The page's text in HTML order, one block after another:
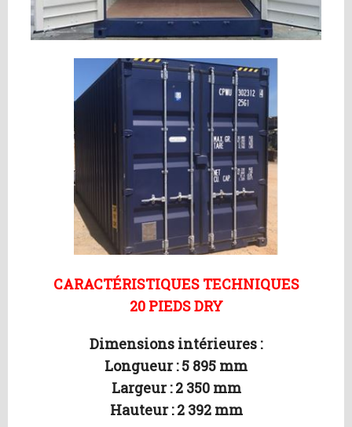
CARACTÉRISTIQUES TECHNIQUES
20 PIEDS DRY
Dimensions intérieures :
Longueur : 5 895 mm
Largeur : 2 350 mm
Hauteur : 2 392 mm